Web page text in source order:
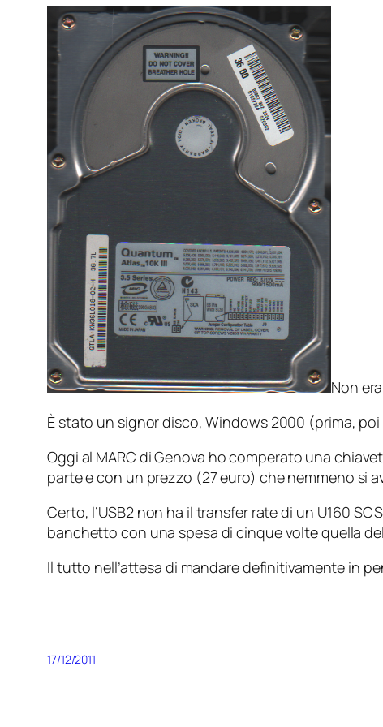
Non
È stato un signor disco, Windows 2000 (prima,
Oggi al MARC di Genova ho comperato una
parte e con un prezzo (27 euro) che nemmeno si
Certo, l’USB2 non ha il transfer rate di un U160
banchetto con una spesa di cinque volte quella
Il tutto nell’attesa di mandare definitivamente in
17/12/2011